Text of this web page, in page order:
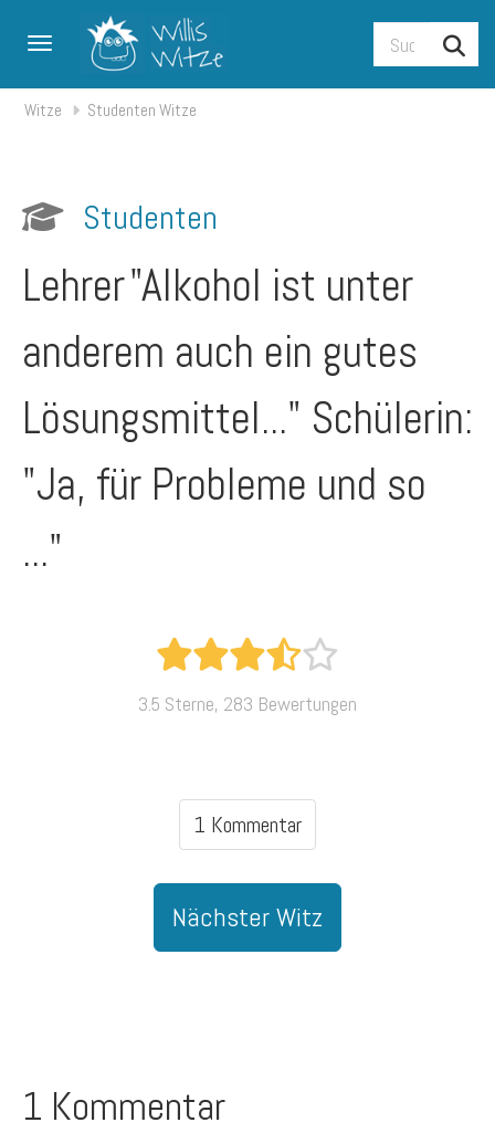
Toggle navigation
Witze Studenten Witze
Studenten
Lehrer"Alkohol ist unter
anderem auch ein gutes
Lösungsmittel..." Schülerin:
"Ja, für Probleme und so
..."
3.5 Sterne, 283 Bewertungen
1 Kommentar
Nächster Witz
1 Kommentar